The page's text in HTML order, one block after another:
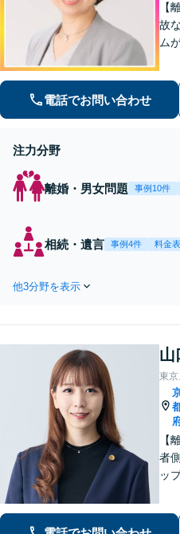
【
故
ム
電話でお問い合わせ
注力分野
離婚・男女問題 事例10件
相続・遺言 事例4件 料金
他3分野を表示
山
東
【
者
ッ
専